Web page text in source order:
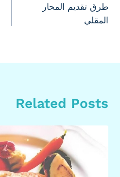
المقالات
طرق تقديم المحار
المقلي
Related Posts